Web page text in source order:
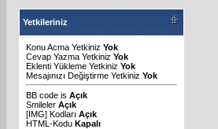
Yetkileriniz
Konu Acma Yetkiniz Yok
Cevap Yazma Yetkiniz Yok
Eklenti Yükleme Yetkiniz Yok
Mesajınızı Değiştirme Yetkiniz Yok
BB code is Açık
Smileler Açık
[IMG] Kodları Açık
HTML-Kodu Kapalı